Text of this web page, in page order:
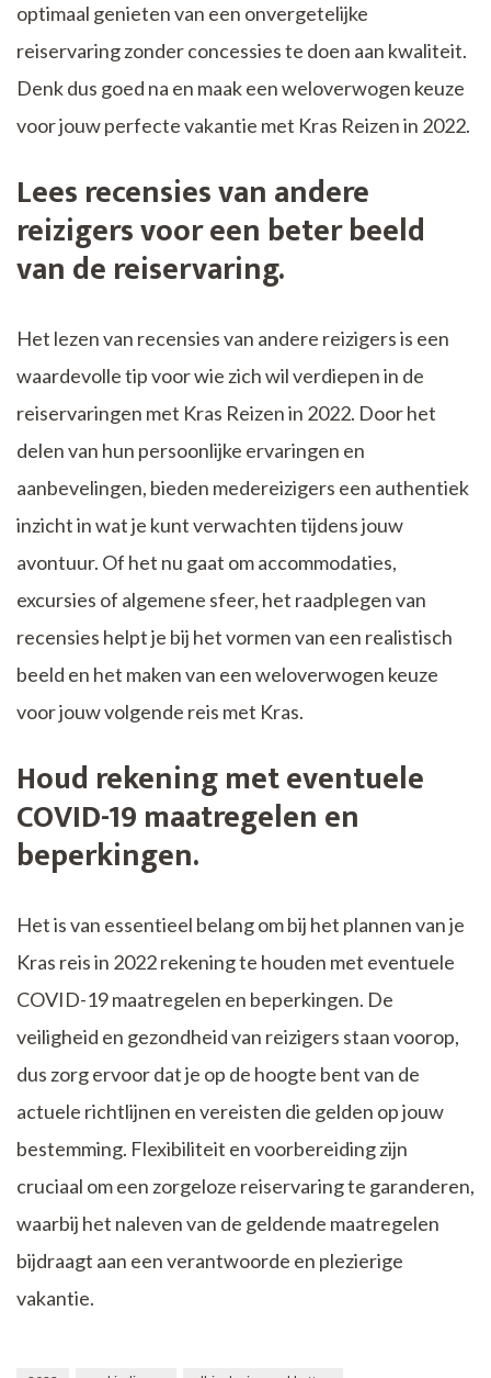
optimaal genieten van een onvergetelijke
reiservaring zonder concessies te doen aan kwaliteit.
Denk dus goed na en maak een weloverwogen keuze
voor jouw perfecte vakantie met Kras Reizen in 2022.
Lees recensies van andere
reizigers voor een beter beeld
van de reiservaring.
Het lezen van recensies van andere reizigers is een
waardevolle tip voor wie zich wil verdiepen in de
reiservaringen met Kras Reizen in 2022. Door het
delen van hun persoonlijke ervaringen en
aanbevelingen, bieden medereizigers een authentiek
inzicht in wat je kunt verwachten tijdens jouw
avontuur. Of het nu gaat om accommodaties,
excursies of algemene sfeer, het raadplegen van
recensies helpt je bij het vormen van een realistisch
beeld en het maken van een weloverwogen keuze
voor jouw volgende reis met Kras.
Houd rekening met eventuele
COVID-19 maatregelen en
beperkingen.
Het is van essentieel belang om bij het plannen van je
Kras reis in 2022 rekening te houden met eventuele
COVID-19 maatregelen en beperkingen. De
veiligheid en gezondheid van reizigers staan voorop,
dus zorg ervoor dat je op de hoogte bent van de
actuele richtlijnen en vereisten die gelden op jouw
bestemming. Flexibiliteit en voorbereiding zijn
cruciaal om een zorgeloze reiservaring te garanderen,
waarbij het naleven van de geldende maatregelen
bijdraagt aan een verantwoorde en plezierige
vakantie.